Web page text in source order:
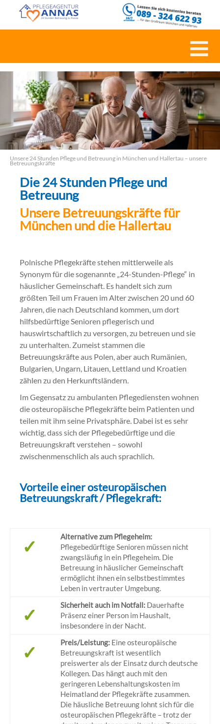
Unsere 24 Stunden Pflege und Betreuung in München und Hallertau – unsere
Betreuungskräfte
Die 24 Stunden Pflege und
Betreuung
Unsere Betreuungskräfte für
München und die Hallertau
Polnische Pflegekräfte stehen mittlerweile als
Synonym für die sogenannte „24-Stunden-Pflege“ in
häuslicher Gemeinschaft. Es handelt sich zum
größten Teil um Frauen im Alter zwischen 20 und 60
Jahren, die nach Deutschland kommen, um dort
hilfsbedürftige Senioren pflegerisch und
hauswirtschaftlich zu versorgen, zu betreuen und sie
zu unterhalten. Zumeist stammen die
Betreuungskräfte aus Polen, aber auch Rumänien,
Bulgarien, Ungarn, Litauen, Lettland und Kroatien
zählen zu den Herkunftsländern.
Im Gegensatz zu ambulanten Pflegediensten wohnen
die osteuropäische Pflegekräfte beim Patienten und
teilen mit ihm seine Privatsphäre. Dabei ist es sehr
wichtig, dass sich der Pflegebedürftige und die
Betreuungskraft verstehen – sowohl
zwischenmenschlich als auch sprachlich.
Vorteile einer osteuropäischen
Betreuungskraft / Pflegekraft:
✓
Alternative zum Pflegeheim:
Pflegebedürftige Senioren müssen nicht
zwangsläufig in ein Pflegeheim. Die
Betreuung in häuslicher Gemeinschaft
ermöglicht ihnen ein selbstbestimmtes
Leben in vertrauter Umgebung.
✓ Sicherheit auch im Notfall: Dauerhafte
Präsenz einer Person im Haushalt,
insbesondere in der Nacht.
✓ Preis/Leistung: Eine osteuropäische
Betreuungskraft ist wesentlich
preiswerter als der Einsatz durch deutsche
Kollegen. Das hängt auch mit den
geringeren Lebenshaltungskosten im
Heimatland der Pflegekräfte zusammen.
Die häusliche Betreuung lohnt sich für die
osteuropäischen Pflegekräfte – trotz der